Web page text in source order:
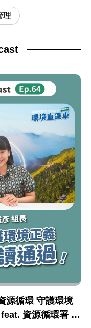
理
源循環 守護環境
資源循環署 蔣